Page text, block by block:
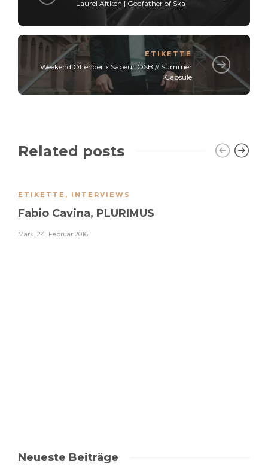
Laurel Aitken | Godfather of Ska
ETIKETTE
Weekend Offender x Sapeur OSB // Summer
Capsule
Related posts
ETIKETTE , INTERVIEWS
Fabio Cavina, PLURIMUS
Mark 24. Februar 2016
Neueste Beiträge